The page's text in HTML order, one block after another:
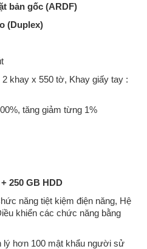
bản gốc (ARDF)
(Duplex)
khay x 550 tờ, Khay giấy tay :
tăng giảm từng 1%
250 GB HDD
năng tiệt kiệm điện năng, Hệ
khiển các chức năng bằng
lý hơn 100 mật khẩu người sử